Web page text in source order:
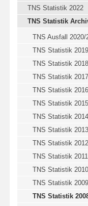
TNS Statistik 2022
TNS Statistik
TNS Ausfall 2020/
TNS Statistik 2019
TNS Statistik 2018
TNS Statistik 2017
TNS Statistik 2016
TNS Statistik 2015
TNS Statistik 2014
TNS Statistik 2013
TNS Statistik 2012
TNS Statistik 2011
TNS Statistik 2010
TNS Statistik 2009
TNS Statistik